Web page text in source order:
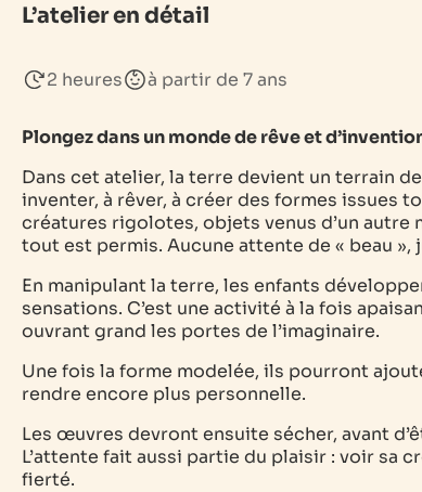
L’atelier en détail
2 heures à partir de 7 ans
Plongez dans un monde de rêve et
Dans cet atelier, la terre devient un terrain
inventer, à rêver, à créer des formes issues
créatures rigolotes, objets venus d’un autre
tout est permis. Aucune attente de « beau
En manipulant la terre, les enfants
sensations. C’est une activité à la fois
ouvrant grand les portes de l’imaginaire.
Une fois la forme modelée, ils pourront
rendre encore plus personnelle.
Les œuvres devront ensuite sécher, avant
L’attente fait aussi partie du plaisir : voir sa
fierté.